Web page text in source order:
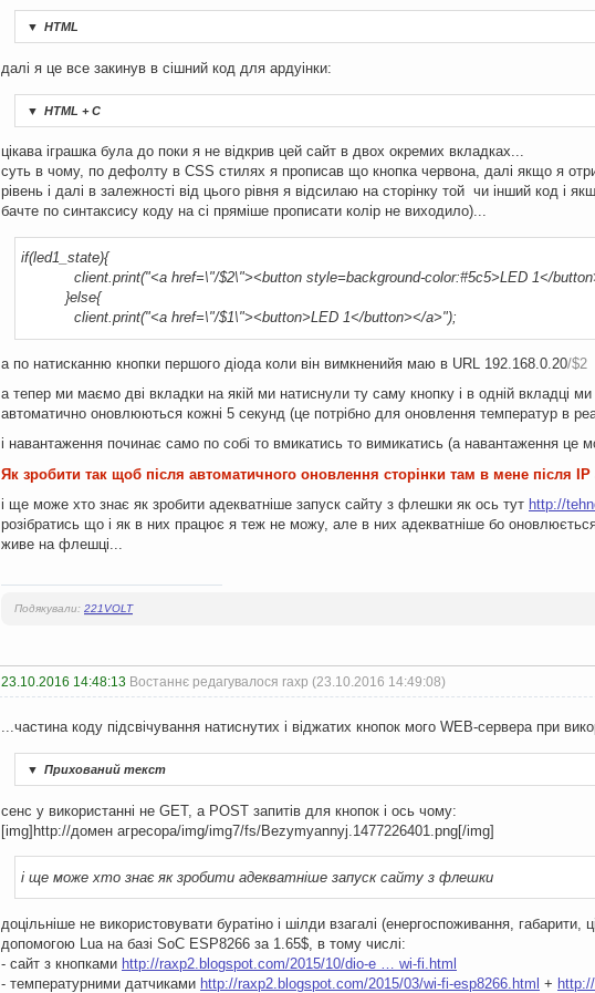
▼ HTML
далі я це все закинув в сішний код для ардуінки:
▼ HTML + C
цікава іграшка була до поки я не відкрив цей сайт в двох окремих вкладках...
суть в чому, по дефолту в CSS стилях я прописав що кнопка червона, далі якщо я
рівень і далі в залежності від цього рівня я відсилаю на сторінку той чи інший код і
бачте по синтаксису коду на сі пряміше прописати колір не виходило)...
if(led1_state){
client.print("<a href=\"/$2\"><button style=background-color:#5c5>LED 1</
}else{
client.print("<a href=\"/$1\"><button>LED 1</button></a>");
а по натисканню кнопки першого діода коли він вимкненийя маю в URL 192.168.0.20/$2
а тепер ми маємо дві вкладки на якій ми натиснули ту саму кнопку і в одній вкладці
автоматично оновлюються кожні 5 секунд (це потрібно для оновлення температур в
і навантаження починає само по собі то вмикатись то вимикатись (а навантаження це
Як зробити так щоб після автоматичного оновлення сторінки там в мене після
і ще може хто знає як зробити адекватніше запуск сайту з флешки як ось тут http://
розібратись що і як в них працює я теж не можу, але в них адекватніше бо оновлюється
живе на флешці...
Подякували: 221VOLT
23.10.2016 14:48:13 Востаннє редагувалося raxp (23.10.2016 14:49:08)
...частина коду підсвічування натиснутих і віджатих кнопок мого WEB-сервера при
▼ Прихований текст
сенс у використанні не GET, a POST запитів для кнопок і ось чому:
[img]http://домен агресора/img/img7/fs/Bezymyannyj.1477226401.png[/img]
і ще може хто знає як зробити адекватніше запуск сайту з флешки
доцільніше не використовувати буратіно і шілди взагалі (енергоспоживання,
допомогою Lua на базі SoC ESP8266 за 1.65$, в тому числі:
- сайт з кнопками http://raxp2.blogspot.com/2015/10/dio-e … wi-fi.html
- температурними датчиками http://raxp2.blogspot.com/2015/03/wi-fi-esp8266.html +